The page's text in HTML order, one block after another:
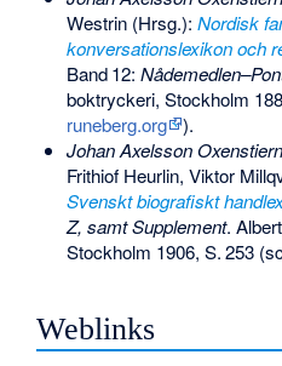
Westrin (Hrsg.): Nordisk
konversationslexikon och
Band 12:
boktryckeri, Stockholm
runeberg.org
).
Johan Axelsson
Frithiof Heurlin, Viktor
Svenskt biografiskt
Z, samt Supplement.
Stockholm 1906, S.253
Weblinks